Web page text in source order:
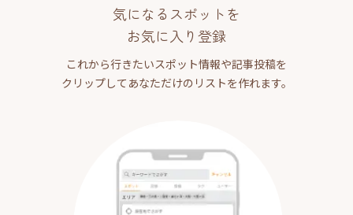
気になるスポットを
お気に入り登録
これから行きたいスポット情報や記事投稿を
クリップしてあなただけのリストを作れます。